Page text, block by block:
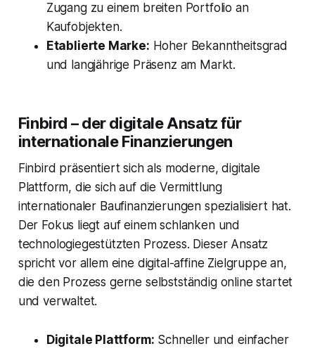
Zugang zu einem breiten Portfolio an
Kaufobjekten.
Etablierte Marke: Hoher Bekanntheitsgrad
und langjährige Präsenz am Markt.
Finbird – der digitale Ansatz für
internationale Finanzierungen
Finbird präsentiert sich als moderne, digitale
Plattform, die sich auf die Vermittlung
internationaler Baufinanzierungen spezialisiert hat.
Der Fokus liegt auf einem schlanken und
technologiegestützten Prozess. Dieser Ansatz
spricht vor allem eine digital-affine Zielgruppe an,
die den Prozess gerne selbstständig online startet
und verwaltet.
Digitale Plattform: Schneller und einfacher